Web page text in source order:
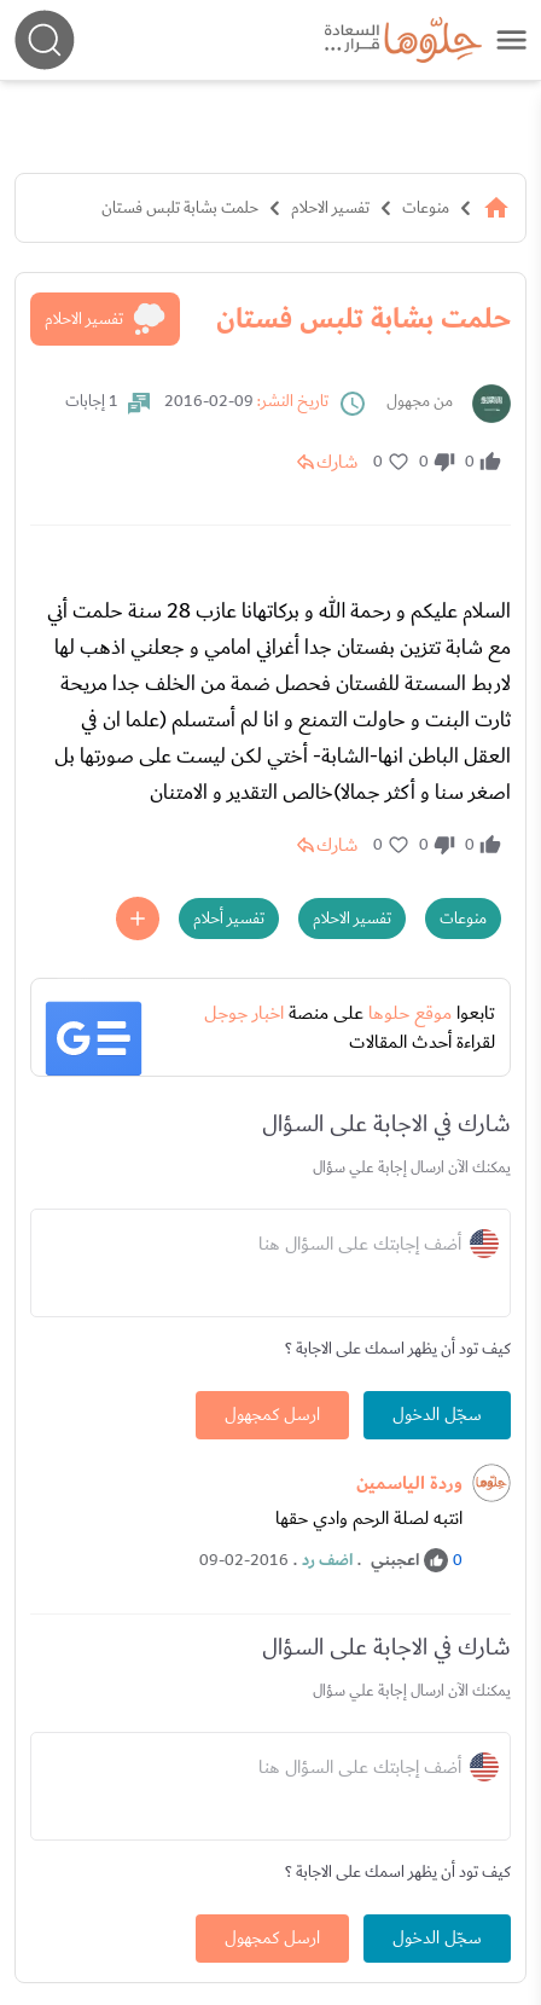
منوعات تفسير الاحلام حلمت بشابة تلبس فستان
حلمت بشابة تلبس فستان تفسير الاحلام
من مجهول تاريخ النشر: 1 إجابات
0
0
0 شارك
السلام عليكم و رحمة الله و بركاتهانا عازب 28 سنة حلمت أني
مع شابة تتزين بفستان جدا أغراني امامي و جعلني اذهب لها
لاربط السستة للفستان فحصل ضمة من الخلف جدا مريحة
ثارت البنت و حاولت التمنع و انا لم أستسلم (علما ان في
العقل الباطن انها-الشابة- أختي لكن ليست على صورتها بل
اصغر سنا و أكثر جمالا)خالص التقدير و الامتنان
0
0
0 شارك
منوعات تفسير الاحلام تفسير أحلام
تابعواموقع حلوهاعلى منصةاخبار جوجل
لقراءة أحدث المقالات
شارك في الاجابة على السؤال
يمكنك الآن ارسال إجابة علي سؤال
أضف إجابتك على السؤال هنا
كيف تود أن يظهر اسمك على الاجابة ؟
سجّل الدخول ارسل كمجهول
وردة الياسمين
انتبه لصلة الرحم وادي حقها
0 اعجبني .اضف رد.
09-02-2016
شارك في الاجابة على السؤال
يمكنك الآن ارسال إجابة علي سؤال
أضف إجابتك على السؤال هنا
كيف تود أن يظهر اسمك على الاجابة ؟
سجّل الدخول ارسل كمجهول